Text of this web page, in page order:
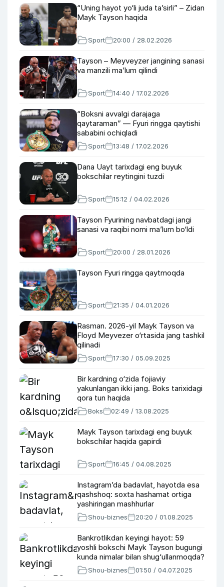
“Uning hayot yo‘li juda ta’sirli” – Zidan
Mayk Tayson haqida
Sport 20:00 / 28.02.2026
Tayson – Meyveyzer jangining sanasi
va manzili ma’lum qilindi
Sport 14:40 / 17.02.2026
“Boksni avvalgi darajaga
qaytaraman” — Fyuri ringga qaytishi
sababini ochiqladi
Sport 13:48 / 17.02.2026
Dana Uayt tarixdagi eng buyuk
bokschilar reytingini tuzdi
Sport 15:12 / 04.02.2026
Tayson Fyurining navbatdagi jangi
sanasi va raqibi nomi ma’lum bo‘ldi
Sport 20:00 / 28.01.2026
Tayson Fyuri ringga qaytmoqda
Sport 21:35 / 04.01.2026
Rasman. 2026-yil Mayk Tayson va
Floyd Meyvezer o‘rtasida jang tashkil
qilinadi
Sport 17:30 / 05.09.2025
Bir kardning o‘zida fojiaviy
yakunlangan ikki jang. Boks tarixidagi
qora tun haqida
Boks 02:49 / 13.08.2025
Mayk Tayson tarixdagi eng buyuk
bokschilar haqida gapirdi
Sport 16:45 / 04.08.2025
Instagram’da badavlat, hayotda esa
qashshoq: soxta hashamat ortiga
yashiringan mashhurlar
Shou-biznes 20:20 / 01.08.2025
Bankrotlikdan keyingi hayot: 59
yoshli bokschi Mayk Tayson bugungi
kunda nimalar bilan shug‘ullanmoqda?
Shou-biznes 01:50 / 04.07.2025